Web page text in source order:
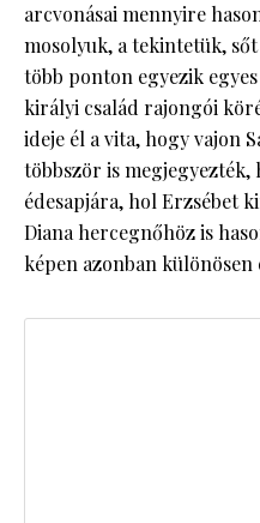
arcvonásai mennyire
mosolyuk, a tekintetük,
több ponton egyezik
királyi család rajongói
ideje él a vita, hogy vajon
többször is
édesapjára, hol Erzsébet
Diana hercegnőhöz is
képen azonban